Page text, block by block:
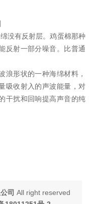
没有反射层。鸡蛋棉那种
反射一部分噪音。比普通
浪形状的一种海绵材料，
吸收射入的声波能量，对
干扰和回响提高声音的纯
司 All right reserved